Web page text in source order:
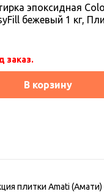
эпоксидная
бежевый 1 кг,
заказ.
В корзину
плитки Amati (Амати)